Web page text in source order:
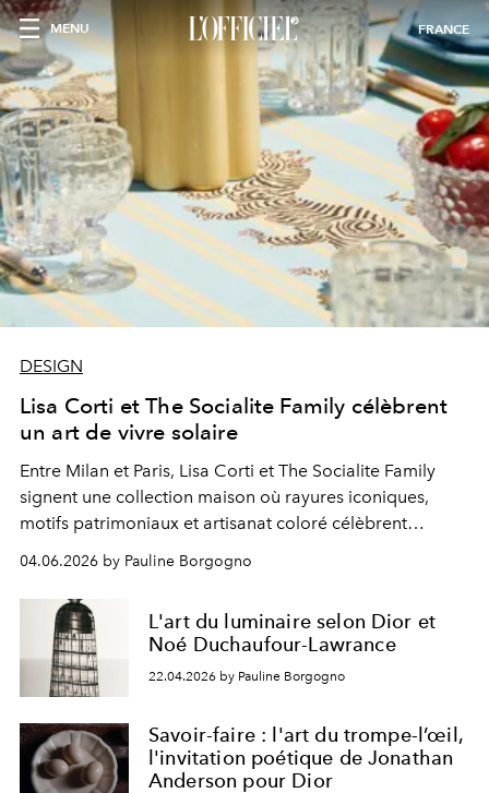
MENU FRANCE
DESIGN
Lisa Corti et The Socialite Family célèbrent
un art de vivre solaire
Entre Milan et Paris, Lisa Corti et The Socialite Family
signent une collection maison où rayures iconiques,
motifs patrimoniaux et artisanat coloré célèbrent
l’élégance solaire de l’été italien.
04.06.2026 by Pauline Borgogno
L'art du luminaire selon Dior et
Noé Duchaufour-Lawrance
22.04.2026 by Pauline Borgogno
Savoir-faire : l'art du trompe-l’œil,
l'invitation poétique de Jonathan
Anderson pour Dior